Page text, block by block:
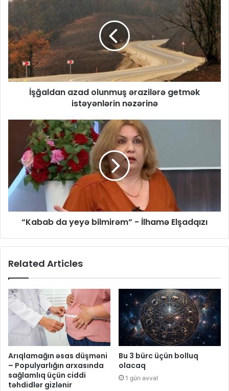
İşğaldan azad olunmuş ərazilərə getmək
istəyənlərin nəzərinə
“Kabab da yeyə bilmirəm” - İlhamə Elşadqızı
Related Articles
Arıqlamağın əsas düşməni
– Populyarlığın arxasında
sağlamlıq üçün ciddi
təhdidlər gizlənir
Bu 3 bürc üçün bolluq
olacaq
1 gün əvvəl